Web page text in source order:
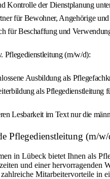
Kontrolle der Dienstplanung
für Bewohner, Angehörige
für Beschaffung und
Pflegedienstleitung (m/w/d):
Ausbildung als
als Pflegedienstleitung
Lesbarkeit im Text nur die
Pflegedienstleitung (m/
in Lübeck bietet Ihnen als
und einer hervorragenden
Mitarbeitervorteile in